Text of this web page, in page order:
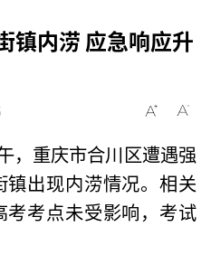
镇内涝 应急响应升
，重庆市合川区遭遇强
出现内涝情况。相关
考点未受影响，考试